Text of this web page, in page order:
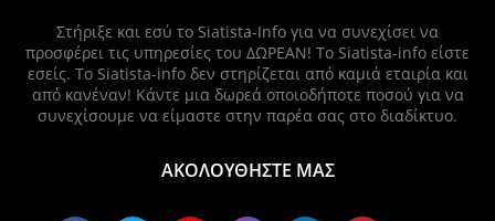
Στήριξε και εσύ το Siatista-Info για να συνεχίσει να
προσφέρει τις υπηρεσίες του ΔΩΡΕΑΝ! Το Siatista-info είστε
εσείς. Το Siatista-info δεν στηρίζεται από καμιά εταιρία και
από κανέναν! Κάντε μια δωρεά οποιοδήποτε ποσού για να
συνεχίσουμε να είμαστε στην παρέα σας στο διαδίκτυο.
ΑΚΟΛΟΥΘΗΣΤΕ ΜΑΣ